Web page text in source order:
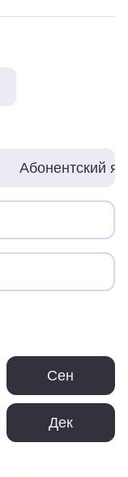
Абонентский
Сен
Дек